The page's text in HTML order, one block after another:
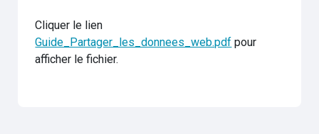
Cliquer le lien
Guide_Partager_les_donnees_web.pdf pour
afficher le fichier.